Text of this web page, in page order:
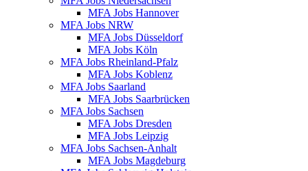
MFA Jobs Hannover
MFA Jobs NRW
MFA Jobs Düsseldorf
MFA Jobs Köln
MFA Jobs Rheinland-Pfalz
MFA Jobs Koblenz
MFA Jobs Saarland
MFA Jobs Saarbrücken
MFA Jobs Sachsen
MFA Jobs Dresden
MFA Jobs Leipzig
MFA Jobs Sachsen-Anhalt
MFA Jobs Magdeburg